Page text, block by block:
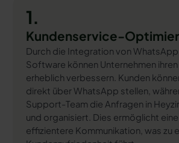
1.
Kundenservice-
Durch die Integration von
Software können Unternehmen
erheblich verbessern. Kunden
direkt über WhatsApp stellen,
Support-Team die Anfragen in
und organisiert. Dies ermöglicht
effizientere Kommunikation, was zu